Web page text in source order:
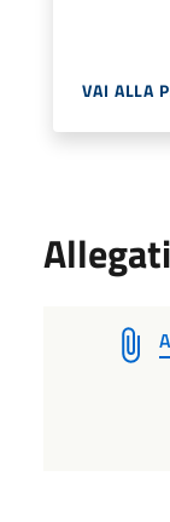
VAI ALLA
Allegati